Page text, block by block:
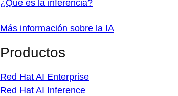
¿Qué es la inferencia?
Más información sobre la IA
Productos
Red Hat AI Enterprise
Red Hat AI Inference